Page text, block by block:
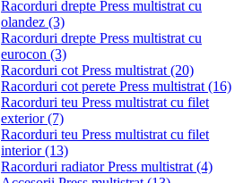
Racorduri drepte Press multistrat cu
olandez (3)
Racorduri drepte Press multistrat cu
eurocon (3)
Racorduri cot Press multistrat (20)
Racorduri cot perete Press multistrat (16)
Racorduri teu Press multistrat cu filet
exterior(7)
Racorduri teu Press multistrat cu filet
interior(13)
Racorduri radiator Press multistrat (4)